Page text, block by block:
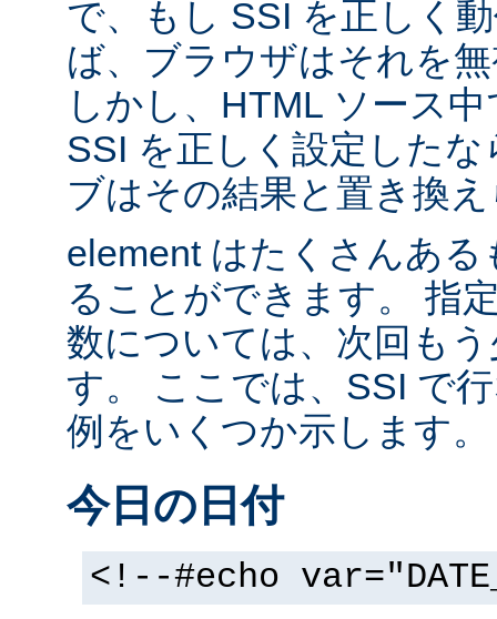
で、もし SSI を正しく
ば、ブラウザはそれを
しかし、HTML ソース
SSI を正しく設定した
ブはその結果と置き換
element はたくさんあ
ることができます。 指
数については、次回も
す。 ここでは、SSI で
例をいくつか示します。
今日の日付
<!--#echo